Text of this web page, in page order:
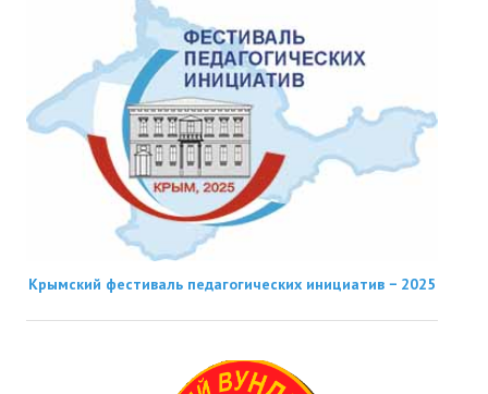
Крымский фестиваль педагогических инициатив − 2025